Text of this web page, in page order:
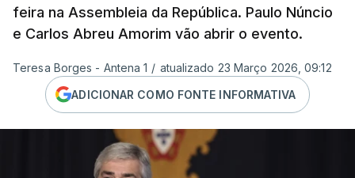
feira na Assembleia da República. Paulo Núncio
e Carlos Abreu Amorim vão abrir o evento.
Teresa Borges - Antena 1 / atualizado 23 Março 2026, 09:12
ADICIONAR COMO FONTE INFORMATIVA